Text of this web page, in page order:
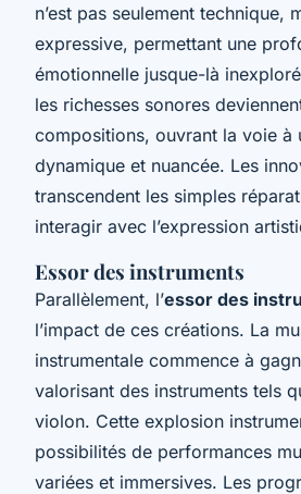
n’est pas seulement technique,
expressive, permettant une
émotionnelle jusque-là
les richesses sonores
compositions, ouvrant la voie à
dynamique et nuancée. Les
transcendent les simples
interagir avec l’expression
Essor des instruments
Parallèlement, l’essor des
l’impact de ces créations. La
instrumentale commence à
valorisant des instruments tels
violon. Cette explosion
possibilités de performances
variées et immersives. Les